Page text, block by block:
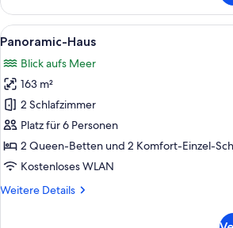
Studio
Alle
Fotos
für
Panoramic-
Haus
anzeigen
Ein
34
Panoramic-Haus
Blick aufs Meer
163 m²
2 Schlafzimmer
Platz für 6 Personen
2 Queen-Betten und 2 Komfort-Einzel-
Kostenloses WLAN
Weitere Details
Weitere